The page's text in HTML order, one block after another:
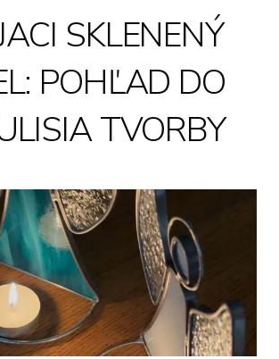
SKLENENÝ
POHĽAD DO
TVORBY